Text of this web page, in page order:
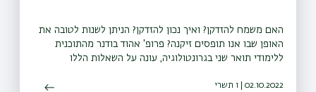
האם משמח להזדקן? ואיך נכון להזדקן? הניתן לשנות לטובה את
האופן שבו אנו תופסים זיקנה? פרופ' אהוד בודנר מהתוכנית
ללימודי תואר שני בגרונטולוגיה, עונה על השאלות הללו
02.10.2022 | ו תשרי